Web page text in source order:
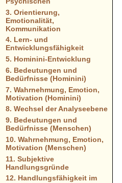
3. Orientierung,
Emotionalität,
Kommunikation
4. Lern- und
Entwicklungsfähigkeit
5. Hominini-Entwicklung
6. Bedeutungen und
Bedürfnisse (Hominini)
7. Wahrnehmung, Emotion,
Motivation (Hominini)
8. Wechsel der Analyseebene
9. Bedeutungen und
Bedürfnisse (Menschen)
10. Wahrnehmung, Emotion,
Motivation (Menschen)
11. Subjektive
Handlungsgründe
12. Handlungsfähigkeit im